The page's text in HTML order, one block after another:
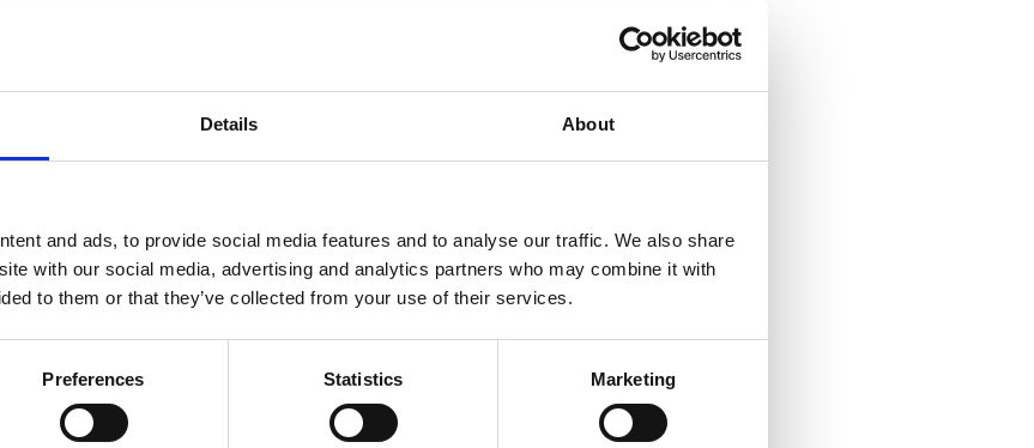
Details About
and ads, to provide social media features and to analyse our traffic. We also share
with our social media, advertising and analytics partners who may combine it with
to them or that they’ve collected from your use of their services.
Preferences Statistics Marketing
Arbeitsleben zu ermöglichen.
Lassen Sie uns wissen,